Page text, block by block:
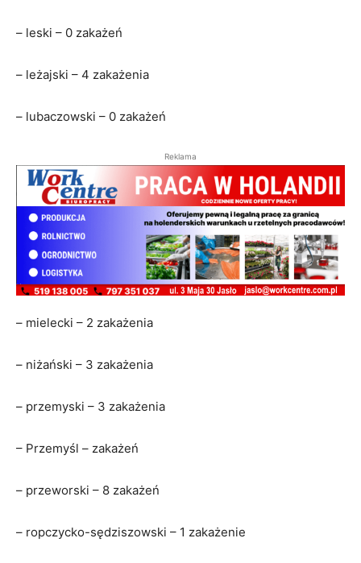
– leski – 0 zakażeń
– leżajski – 4 zakażenia
– lubaczowski – 0 zakażeń
Reklama
– mielecki – 2 zakażenia
– niżański – 3 zakażenia
– przemyski – 3 zakażenia
– Przemyśl – zakażeń
– przeworski – 8 zakażeń
– ropczycko-sędziszowski – 1 zakażenie